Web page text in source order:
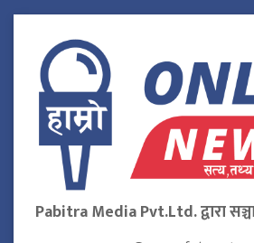
Pabitra Media Pvt.Ltd. द्वारा